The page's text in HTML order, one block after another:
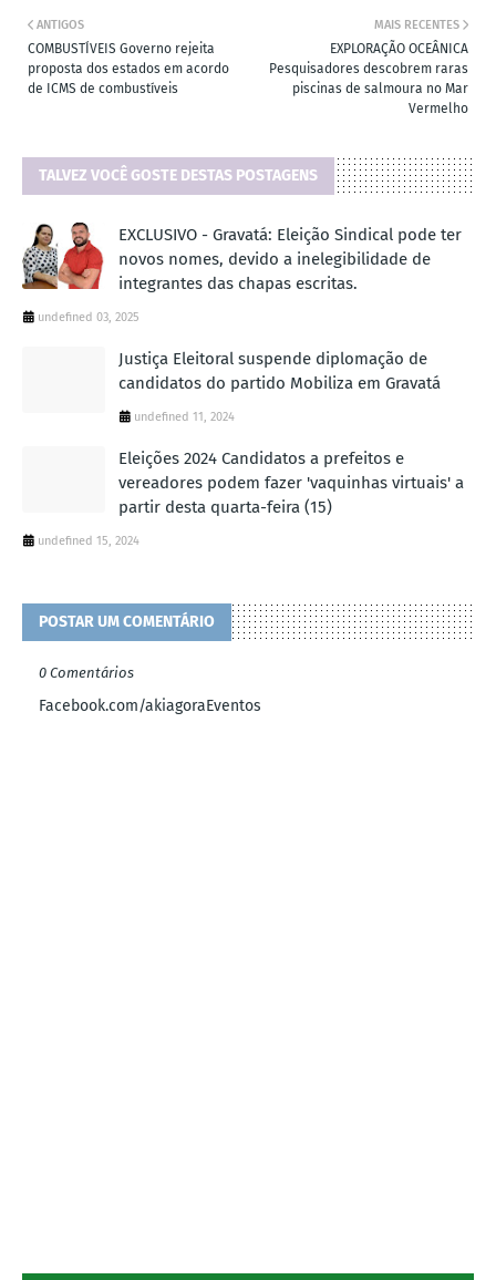
MAIS RECENTES
EXPLORAÇÃO OCEÂNICA
Pesquisadores descobrem raras
piscinas de salmoura no Mar
Vermelho
ANTIGOS
COMBUSTÍVEIS Governo rejeita
proposta dos estados em acordo
de ICMS de combustíveis
TALVEZ VOCÊ GOSTE DESTAS POSTAGENS
EXCLUSIVO - Gravatá: Eleição Sindical pode ter
novos nomes, devido a inelegibilidade de
integrantes das chapas escritas.
undefined 03, 2025
Justiça Eleitoral suspende diplomação de
candidatos do partido Mobiliza em Gravatá
undefined 11, 2024
Eleições 2024 Candidatos a prefeitos e
vereadores podem fazer 'vaquinhas virtuais' a
partir desta quarta-feira (15)
undefined 15, 2024
POSTAR UM COMENTÁRIO
0 Comentários
Facebook.com/akiagoraEventos